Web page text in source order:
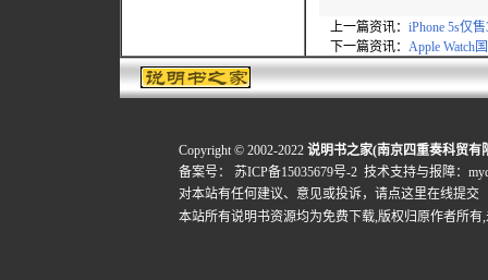
上一篇资讯： iPhone 5s仅
下一篇资讯： Apple Watch
Copyright © 2002-2022 说明书之家(南京四重奏科贸有
备案号：
苏ICP备15035679号-2 技术支持与报障：
对本站有任何建议、意见或投诉， 请点这里在线提交
本站所有说明书资源均为免费下载,版权归原作者所